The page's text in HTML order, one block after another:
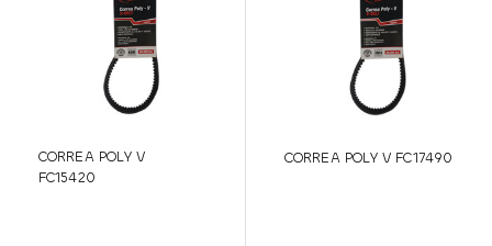
CORREA POLY V
FC15420
CORREA POLY V FC17490